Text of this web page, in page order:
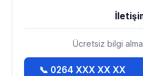
Ücretsiz bilgi
📞 0264 XXX XX XX